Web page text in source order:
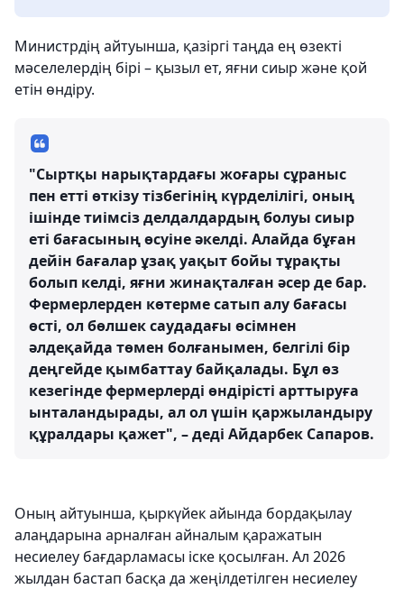
Министрдің айтуынша, қазіргі таңда ең өзекті
мәселелердің бірі – қызыл ет, яғни сиыр және қой
етін өндіру.
"Сыртқы нарықтардағы жоғары сұраныс
пен етті өткізу тізбегінің күрделілігі, оның
ішінде тиімсіз делдалдардың болуы сиыр
еті бағасының өсуіне әкелді. Алайда бұған
дейін бағалар ұзақ уақыт бойы тұрақты
болып келді, яғни жинақталған әсер де бар.
Фермерлерден көтерме сатып алу бағасы
өсті, ол бөлшек саудадағы өсімнен
әлдеқайда төмен болғанымен, белгілі бір
деңгейде қымбаттау байқалады. Бұл өз
кезегінде фермерлерді өндірісті арттыруға
ынталандырады, ал ол үшін қаржыландыру
құралдары қажет", – деді Айдарбек Сапаров.
Оның айтуынша, қыркүйек айында бордақылау
алаңдарына арналған айналым қаражатын
несиелеу бағдарламасы іске қосылған. Ал 2026
жылдан бастап басқа да жеңілдетілген несиелеу